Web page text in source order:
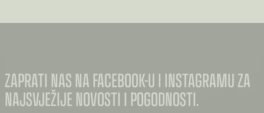
ZAPRATI NAS NA FACEBOOK-U I INSTAGRAMU ZA
NAJSVJEŽIJE NOVOSTI I POGODNOSTI.